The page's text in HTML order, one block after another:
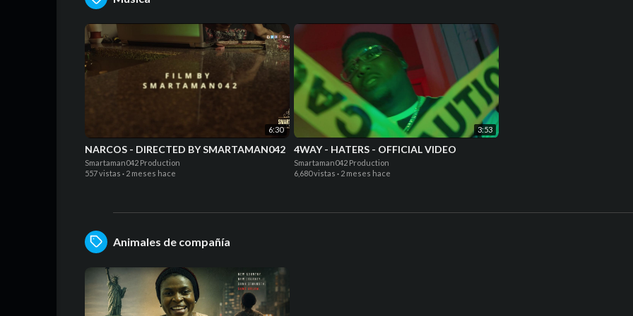
6:30
NARCOS - DIRECTED BY SMARTAMAN042
Smartaman042 Production
557 vistas · 2 meses hace
3:53
4WAY - HATERS - OFFICIAL VIDEO
Smartaman042 Production
6,680 vistas · 2 meses hace
Animales de compañía